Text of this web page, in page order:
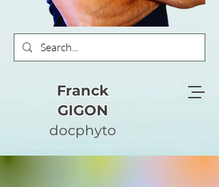
Franck
GIGON
docphyto